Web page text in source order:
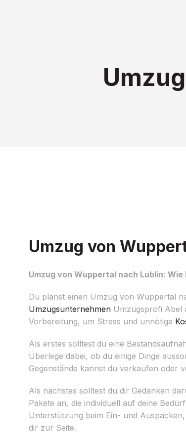
Umzug von
Umzug von Wuppertal nach Lublin:
Du planst einen Umzug von Wuppertal
Umzugsunternehmen Umzugsprofi Abel
Vorbereitung, um Stress und unnötige
Als erstes solltest du eine
Überlege dabei, ob du einige Dinge
Gegenstände kannst du verkaufen oder
Als nächstes solltest du dir Gedanken
Pakete an, die individuell auf deine
Unterstützung beim Ein- und
dir zur Seite.